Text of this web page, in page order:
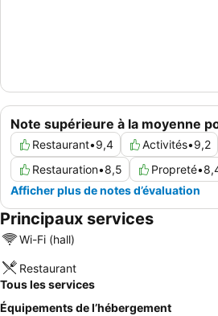
Note supérieure à la moyenne
Restaurant•9,4 Activités•9,2
Restauration•8,5 Propreté•
Afficher plus de notes d’évaluation
Principaux services
Wi-Fi (hall)
Restaurant
Tous les services
Équipements de l’hébergement